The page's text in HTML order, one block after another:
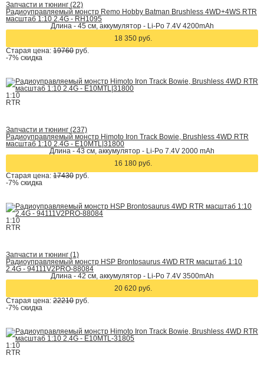
Запчасти и тюнинг (22)
Радиоуправляемый монстр Remo Hobby Batman Brushless 4WD+4WS RTR
масштаб 1:10 2.4G - RH1095
Длина - 45 см, аккумулятор - Li-Po 7.4V 4200mAh
18 350 руб.
Старая цена: 19760 руб.
-7% скидка
1:10
RTR
Запчасти и тюнинг (237)
Радиоуправляемый монстр Himoto Iron Track Bowie, Brushless 4WD RTR
масштаб 1:10 2.4G - E10MTL|31800
Длина - 43 см, аккумулятор - Li-Po 7.4V 2000 mAh
16 180 руб.
Старая цена: 17430 руб.
-7% скидка
1:10
RTR
Запчасти и тюнинг (1)
Радиоуправляемый монстр HSP Brontosaurus 4WD RTR масштаб 1:10
2.4G - 94111V2PRO-88084
Длина - 42 cм, аккумулятор - Li-Po 7.4V 3500mAh
20 620 руб.
Старая цена: 22210 руб.
-7% скидка
1:10
RTR